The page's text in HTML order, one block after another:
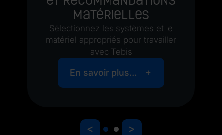
matérielles
Sélectionnez les systèmes et le
matériel appropriés pour travailler
avec Tebis
En savoir plus…
< >